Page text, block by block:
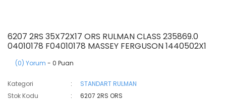
6207 2RS 35X72X17 ORS RULMAN CLASS 235869.0
04010178 F04010178 MASSEY FERGUSON 1440502X1
(0) Yorum - 0 Puan
Kategori
STANDART RULMAN
Stok Kodu
6207 2RS ORS